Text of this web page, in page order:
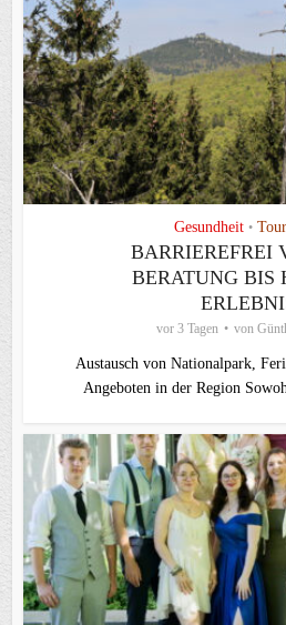
Gesundheit •
BARRIEREFREI
BERATUNG BIS
vor 3 Tagen von
Austausch von Nationalpark,
Angeboten in der Region